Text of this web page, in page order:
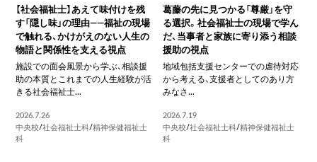
【社会福祉士】あえて味付けを残
す「隠し味」の理由――福祉の現場
で触れる、かけがえのない人生の
物語と関係性を支える視点
施設での面会風景から学ぶ、相談援
助の本質とこれまでの人生経験が活
きる社会福祉士...
2026.7.26
中央校/社会福祉士科/精神保健福祉士
科
葛藤の先に見つかる「尊厳」を守
る選択。社会福祉士の現場で学ん
だ、当事者と家族に寄り添う相談
援助の視点
地域包括支援センターでの虐待対応
から考える、支援者としてのあり方
みなさ...
2026.7.19
中央校/社会福祉士科/精神保健福祉士
科